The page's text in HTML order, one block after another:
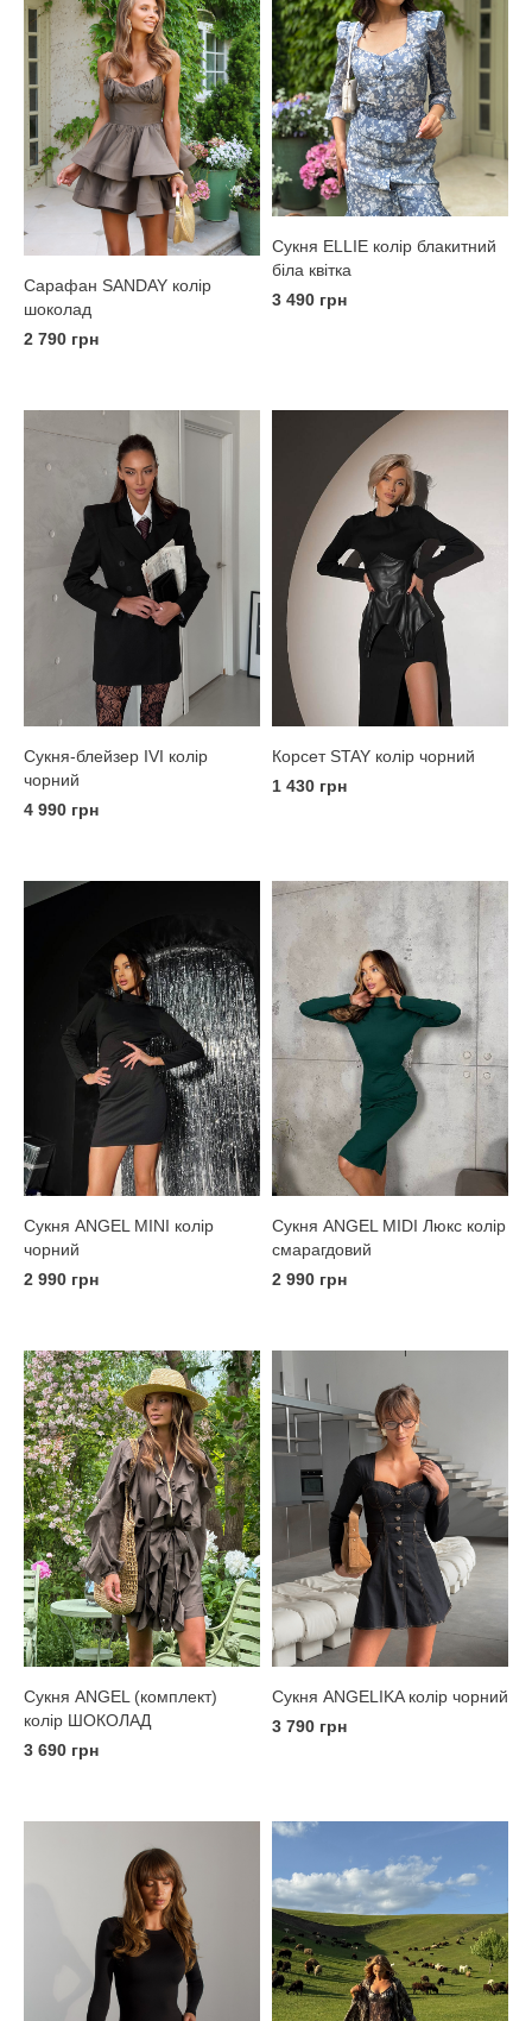
Сарафан SANDAY колір
шоколад
2 790 грн
Сукня ELLIE колір блакитний
біла квітка
3 490 грн
Сукня-блейзер IVI колір
чорний
4 990 грн
Корсет STAY колір чорний
1 430 грн
Сукня ANGEL MINI колір
чорний
2 990 грн
Сукня ANGEL MIDI Люкс колір
смарагдовий
2 990 грн
Сукня ANGEL (комплект)
колір ШОКОЛАД
3 690 грн
Сукня ANGELIKA колір чорний
3 790 грн